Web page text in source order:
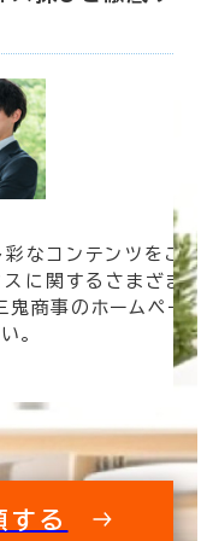
なコンテンツをご
スに関するさまざま
鬼商事のホームペー
。
する